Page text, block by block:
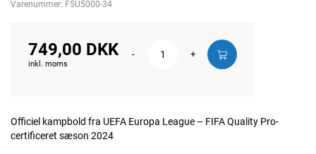
Varenummer: F5U5000-34
749,00 DKK
inkl. moms
- +
Officiel kampbold fra UEFA Europa League – FIFA Quality Pro-
certificeret sæson 2024